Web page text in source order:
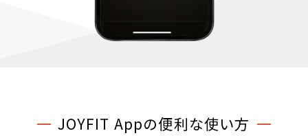
JOYFIT Appの便利な使い方